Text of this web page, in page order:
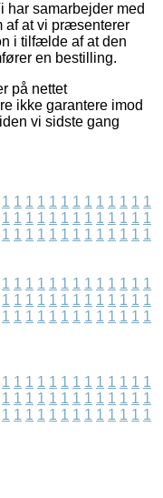
har samarbejder med
af at vi præsenterer
i tilfælde af at den
en bestilling.
på nettet
ikke garantere imod
vi sidste gang
1 1 1 1 1 1 1 1 1 1 1 1 1
1 1 1 1 1 1 1 1 1 1 1 1 1
1 1 1 1 1 1 1 1 1 1 1 1 1
1 1 1 1 1 1 1 1 1 1 1 1 1
1 1 1 1 1 1 1 1 1 1 1 1 1
1 1 1 1 1 1 1 1 1 1 1 1 1
1 1 1 1 1 1 1 1 1 1 1 1 1
1 1 1 1 1 1 1 1 1 1 1 1 1
1 1 1 1 1 1 1 1 1 1 1 1 1